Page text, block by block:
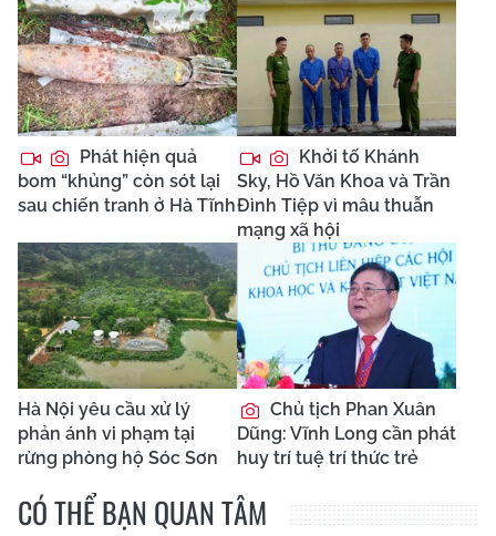
Phát hiện quả
bom “khủng” còn sót lại
sau chiến tranh ở Hà Tĩnh
Khởi tố Khánh
Sky, Hồ Văn Khoa và Trần
Đình Tiệp vì mâu thuẫn
mạng xã hội
Hà Nội yêu cầu xử lý
phản ánh vi phạm tại
rừng phòng hộ Sóc Sơn
Chủ tịch Phan Xuân
Dũng: Vĩnh Long cần phát
huy trí tuệ trí thức trẻ
CÓ THỂ BẠN QUAN TÂM